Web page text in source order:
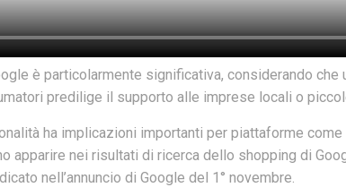
è particolarmente significativa, considerando che
predilige il supporto alle imprese locali o
ha implicazioni importanti per piattaforme come
apparire nei risultati di ricerca dello shopping di
nell’annuncio di Google del 1° novembre.